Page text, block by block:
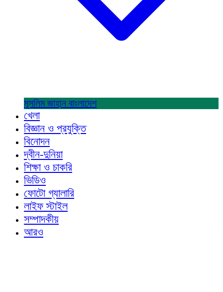
মুসলিম জাহান বাংলাদেশ
খেলা
বিজ্ঞান ও প্রযুক্তি
বিনোদন
দ্বীন-দুনিয়া
শিক্ষা ও চাকরি
ভিডিও
ফোটো গ্যালারি
লাইফ স্টাইল
সম্পাদকীয়
আরও